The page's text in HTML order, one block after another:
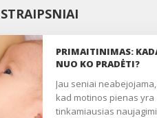
PRIMAITINIMAS:
NUO KO PRADĖTI?
Jau seniai neabejojama,
kad motinos pienas yra
tinkamiausias